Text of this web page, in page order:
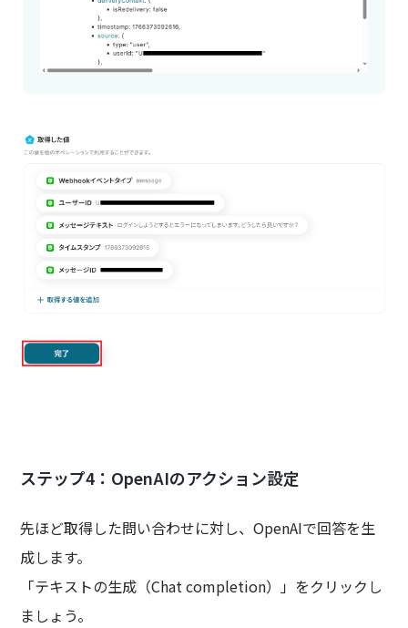
ステップ4：OpenAIのアクション設定
先ほど取得した問い合わせに対し、OpenAIで回答を生
成します。
「テキストの生成（Chat completion）」をクリックし
ましょう。